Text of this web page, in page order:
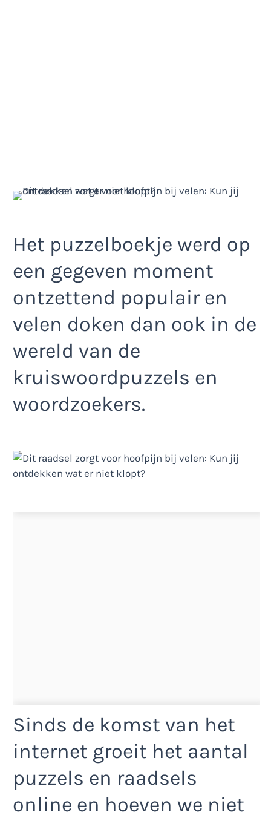
Het puzzelboekje werd op
een gegeven moment
ontzettend populair en
velen doken dan ook in de
wereld van de
kruiswoordpuzzels en
woordzoekers.
Sinds de komst van het
internet groeit het aantal
puzzels en raadsels
online en hoeven we niet